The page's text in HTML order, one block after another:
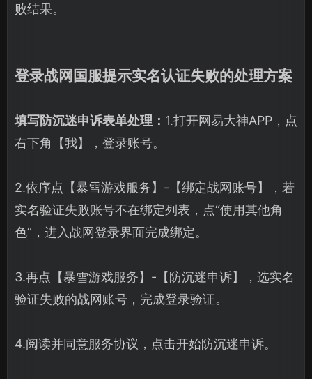
败结果。
登录战网国服提示实名认证失败的处理方案
填写防沉迷申诉表单处理： 1.打开网易大神APP，点
右下角【我】，登录账号。
2.依序点【暴雪游戏服务】-【绑定战网账号】，若
实名验证失败账号不在绑定列表，点“使用其他角
色”，进入战网登录界面完成绑定。
3.再点【暴雪游戏服务】-【防沉迷申诉】，选实名
验证失败的战网账号，完成登录验证。
4.阅读并同意服务协议，点击开始防沉迷申诉。